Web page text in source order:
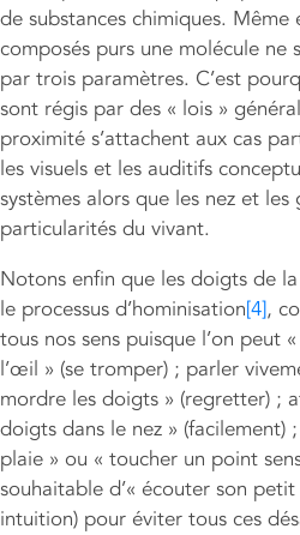
de substances chimiques.
composés purs une molécule ne
par trois paramètres. C’est
sont régis par des « lois »
proximité s’attachent aux cas
les visuels et les auditifs
systèmes alors que les nez et
particularités du vivant.
Notons enfin que les doigts de
le processus d’hominisation[4],
tous nos sens puisque l’on peut
l’œil » (se tromper) ; parler
mordre les doigts » (regretter) ;
doigts dans le nez »
plaie » ou « toucher un point
souhaitable d’« écouter son
intuition) pour éviter tous ces